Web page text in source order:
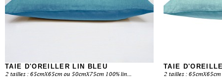
TAIE D'OREILLER LIN BLEU
2 tailles : 65cmX65cm ou 50cmX75cm 100% lin...
TAIE
2 tailles :